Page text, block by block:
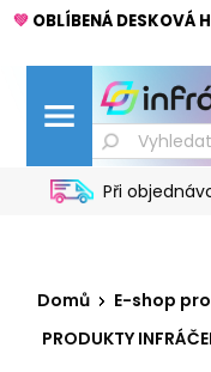
💚 OBLÍBENÁ DESKOVÁ
Při
Domů
E-shop
PRODUKTY